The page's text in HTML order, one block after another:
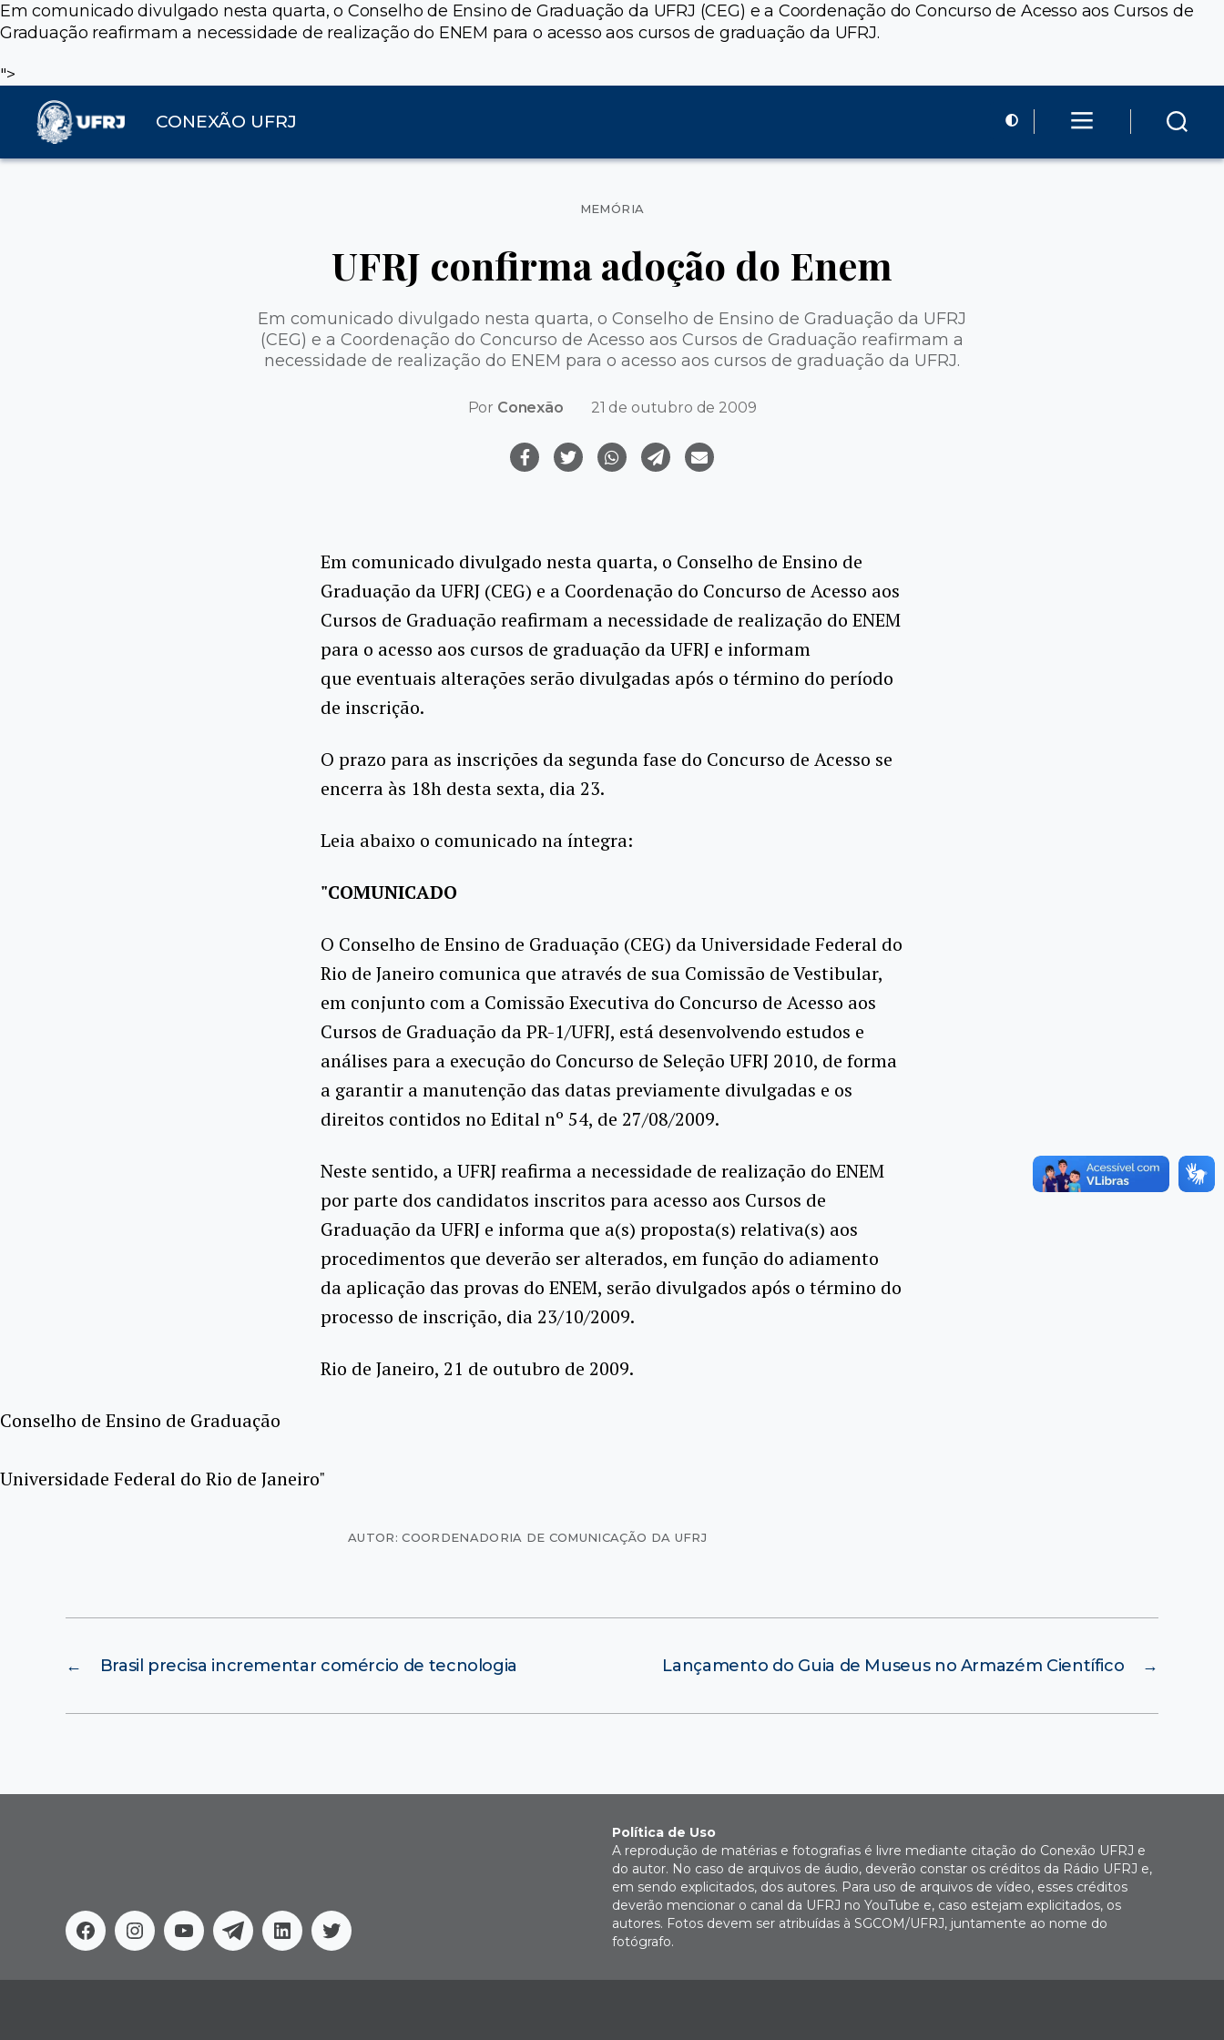
Em comunicado divulgado nesta quarta, o Conselho de Ensino de Graduação da UFRJ (CEG) e a Coordenação do Concurso de Acesso aos Cursos de
Graduação reafirmam a necessidade de realização do ENEM para o acesso aos cursos de graduação da UFRJ.
">
CONEXÃO UFRJ
Categorias
MEMÓRIA
UFRJ confirma adoção do Enem
Em comunicado divulgado nesta quarta, o Conselho de Ensino de Graduação da UFRJ
(CEG) e a Coordenação do Concurso de Acesso aos Cursos de Graduação reafirmam a
necessidade de realização do ENEM para o acesso aos cursos de graduação da UFRJ.
Por Conexão 21 de outubro de 2009
Em comunicado divulgado nesta quarta, o Conselho de Ensino de
Graduação da UFRJ (CEG) e a Coordenação do Concurso de Acesso aos
Cursos de Graduação reafirmam a necessidade de realização do ENEM
para o acesso aos cursos de graduação da UFRJ e informam
que eventuais alterações serão divulgadas após o término do período
de inscrição.
O prazo para as inscrições da segunda fase do Concurso de Acesso se
encerra às 18h desta sexta, dia 23.
Leia abaixo o comunicado na íntegra:
"COMUNICADO
O Conselho de Ensino de Graduação (CEG) da Universidade Federal do
Rio de Janeiro comunica que através de sua Comissão de Vestibular,
em conjunto com a Comissão Executiva do Concurso de Acesso aos
Cursos de Graduação da PR-1/UFRJ, está desenvolvendo estudos e
análises para a execução do Concurso de Seleção UFRJ 2010, de forma
a garantir a manutenção das datas previamente divulgadas e os
direitos contidos no Edital nº 54, de 27/08/2009.
Neste sentido, a UFRJ reafirma a necessidade de realização do ENEM
por parte dos candidatos inscritos para acesso aos Cursos de
Graduação da UFRJ e informa que a(s) proposta(s) relativa(s) aos
procedimentos que deverão ser alterados, em função do adiamento
da aplicação das provas do ENEM, serão divulgados após o término do
processo de inscrição, dia 23/10/2009.
Rio de Janeiro, 21 de outubro de 2009.
Conselho de Ensino de Graduação
Universidade Federal do Rio de Janeiro"
AUTOR: COORDENADORIA DE COMUNICAÇÃO DA UFRJ
← Brasil precisa incrementar comércio de tecnologia →
Lançamento do Guia de Museus no Armazém Científico
FacebookInstagram
YoutubeTelegramLinkedinTwitter
Política de Uso
A reprodução de matérias e fotografias é livre mediante citação do Conexão UFRJ e
do autor. No caso de arquivos de áudio, deverão constar os créditos da Rádio UFRJ e,
em sendo explicitados, dos autores. Para uso de arquivos de vídeo, esses créditos
deverão mencionar o canal da UFRJ no YouTube e, caso estejam explicitados, os
autores. Fotos devem ser atribuídas à SGCOM/UFRJ, juntamente ao nome do
fotógrafo.